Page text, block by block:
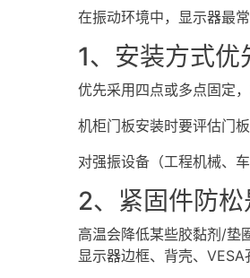
在振动环境中，显示器最
1、安装方式
优先采用四点或多点固定
机柜门板安装时要评估门
对强振设备（工程机械、
2、紧固件防松
高温会降低某些胶黏剂/垫
显示器边框、背壳、VESA